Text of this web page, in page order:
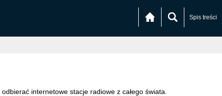
Spis treści
internetowe stacje radiowe z całego świata.